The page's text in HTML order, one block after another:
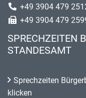
+49 3904 479
+49 3904 479
SPRECHZEITEN
STANDESAMT
Sprechzeiten
klicken